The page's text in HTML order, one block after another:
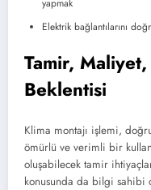
yapmak
Elektrik bağlantılarını
Tamir,
Beklentisi
Klima montajı işlemi,
ömürlü ve verimli bir
oluşabilecek tamir
konusunda da bilgi sahibi